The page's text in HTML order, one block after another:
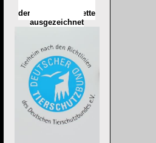
der
Tierheimplakette
ausgezeichnet